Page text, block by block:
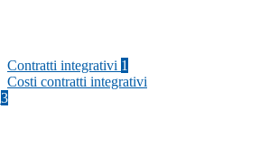
Contratti integrativi 1
Costi contratti integrativi
3